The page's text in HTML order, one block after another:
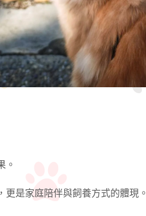
。
是家庭陪伴與飼養方式的體現。